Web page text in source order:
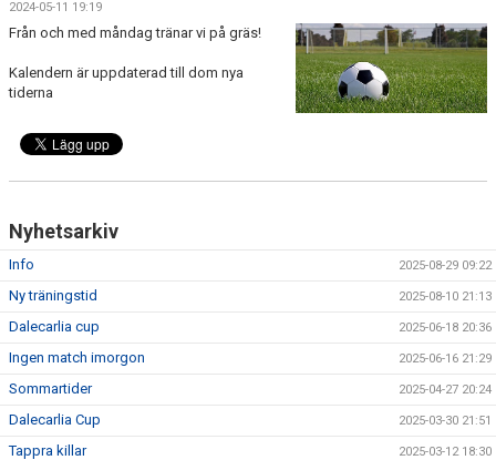
KONTAKT
2024-05-11 19:19
Från och med måndag tränar vi på gräs!
Kalendern är uppdaterad till dom nya
tiderna
Nyhetsarkiv
Info 2025-08-29 09:22
Ny träningstid 2025-08-10 21:13
Dalecarlia cup 2025-06-18 20:36
Ingen match imorgon 2025-06-16 21:29
Sommartider 2025-04-27 20:24
Dalecarlia Cup 2025-03-30 21:51
Tappra killar 2025-03-12 18:30